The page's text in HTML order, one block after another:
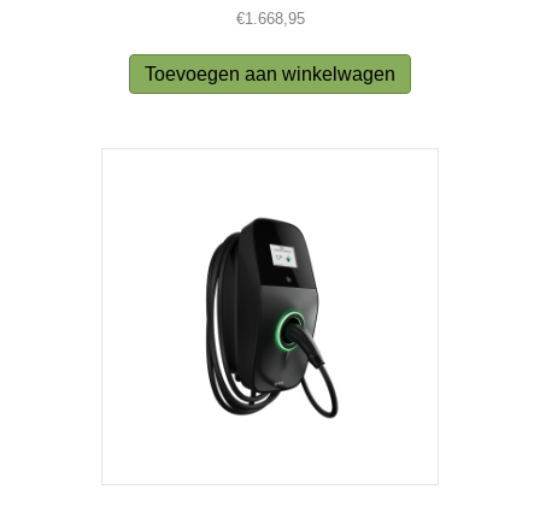
€1.668,95
Toevoegen aan winkelwagen